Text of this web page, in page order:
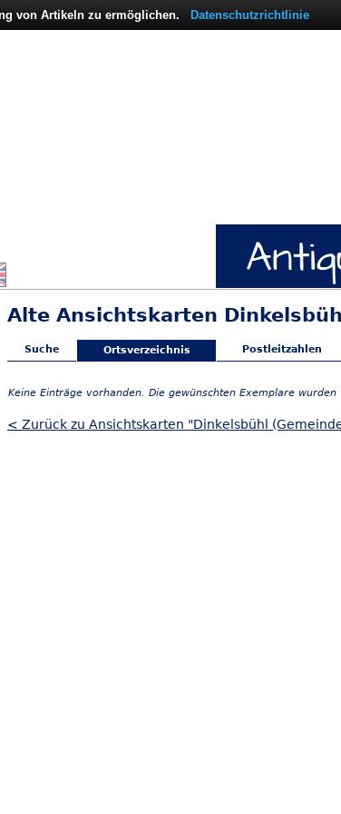
Alte Ansichtskarten
Suche Ortsverzeichnis Postleitzahlen
Keine Einträge vorhanden. Die gewünschten Exemplare
< Zurück zu Ansichtskarten "Dinkelsbühl
von Artikeln zu ermöglichen. Datenschutzrichtlinie